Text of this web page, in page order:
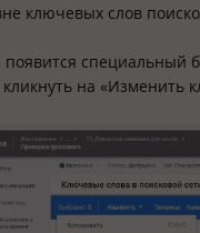
ключевых слов
специальный
на